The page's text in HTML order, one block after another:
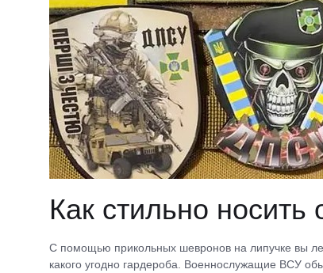
Как стильно
С помощью прикольных шевронов на липучке вы
какого угодно гардероба. Военнослужащие ВСУ